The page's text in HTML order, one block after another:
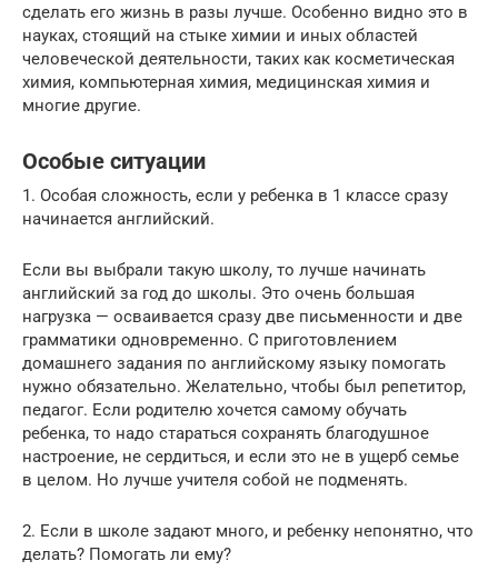
сделать его жизнь в разы лучше. Особенно видно это в
науках, стоящий на стыке химии и иных областей
человеческой деятельности, таких как косметическая
химия, компьютерная химия, медицинская химия и
многие другие.
Особые ситуации
1. Особая сложность, если у ребенка в 1 классе сразу
начинается английский.
Если вы выбрали такую школу, то лучше начинать
английский за год до школы. Это очень большая
нагрузка — осваивается сразу две письменности и две
грамматики одновременно. С приготовлением
домашнего задания по английскому языку помогать
нужно обязательно. Желательно, чтобы был репетитор,
педагог. Если родителю хочется самому обучать
ребенка, то надо стараться сохранять благодушное
настроение, не сердиться, и если это не в ущерб семье
в целом. Но лучше учителя собой не подменять.
2. Если в школе задают много, и ребенку непонятно, что
делать? Помогать ли ему?